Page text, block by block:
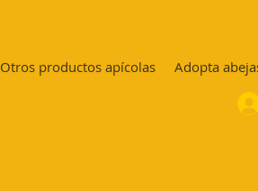
Otros productos apícolas Adopta